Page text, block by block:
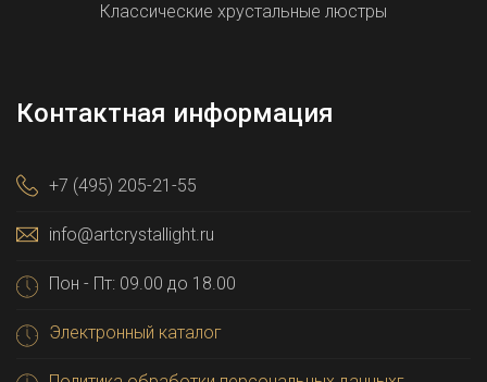
Классические хрустальные люстры
Контактная информация
+7 (495) 205-21-55
info@artcrystallight.ru
Пон - Пт: 09.00 до 18.00
Электронный каталог